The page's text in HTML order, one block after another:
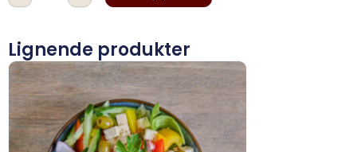
Lignende produkter